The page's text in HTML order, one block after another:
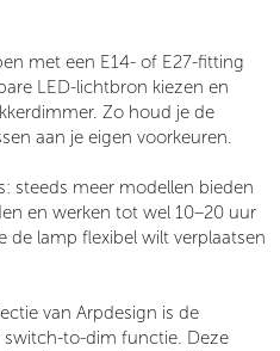
met een E14- of E27-fitting
LED-lichtbron kiezen en
Zo houd je de
aan je eigen voorkeuren.
: steeds meer modellen bieden
en werken tot wel 10–20 uur
de lamp flexibel wilt verplaatsen
van Arpdesign is de
to-dim functie. Deze